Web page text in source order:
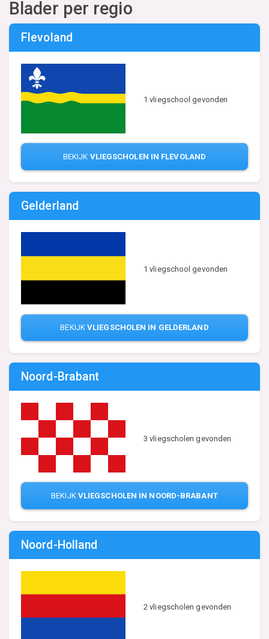
Blader per regio
Flevoland
1 vliegschool gevonden
BEKIJK VLIEGSCHOLEN IN FLEVOLAND
Gelderland
1 vliegschool gevonden
BEKIJKVLIEGSCHOLEN IN GELDERLAND
Noord-Brabant
3 vliegscholen gevonden
BEKIJK VLIEGSCHOLEN IN NOORD-BRABANT
Noord-Holland
2 vliegscholen gevonden